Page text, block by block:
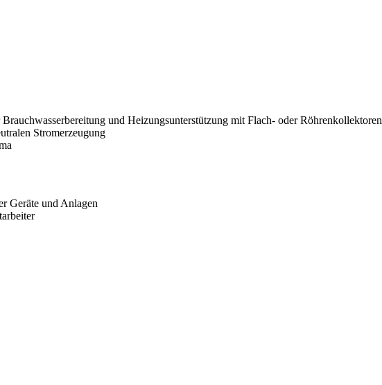
und Heizungsunterstützung mit Flach- oder Röhrenkollektoren
Stromerzeugung
Geräte und Anlagen